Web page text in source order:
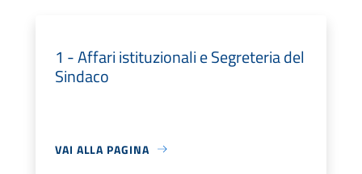
1 - Affari istituzionali e Segreteria del
Sindaco
VAI ALLA PAGINA